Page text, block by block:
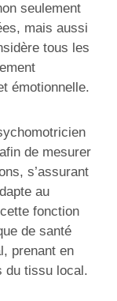
seulement
mais aussi
tous les
émotionnelle.
de mesurer
s’assurant
au
fonction
de santé
prenant en
du tissu local.